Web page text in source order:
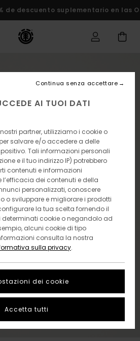
descuento suplementario en las
AI TUOI DATI
partner, utilizziamo i cookie o
salvare e/o accedere a delle
Tali informazioni personali
e il tuo indirizzo IP) potrebbero
contenuti e informazioni
l’efficacia dei contenuti e della
personalizzati, conoscere
o sviluppare e migliorare i prodotti
la tua scelta fornendo il
determinati cookie o negandolo ad
alcuni cookie di tipo
consulta la nostra
sulla privacy.
dei cookie
Continua senza accettare
Accetta tutti